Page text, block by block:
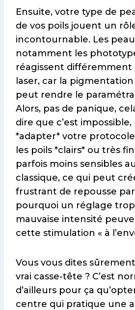
Ensuite, votre type de
de vos poils jouent un
incontournable. Les
notamment les
réagissent
laser, car la
peut rendre le
Alors, pas de panique,
dire que c’est
*adapter* votre
les poils *clairs* ou très
parfois moins sensibles
classique, ce qui peut
frustrant de repousse
pourquoi un réglage
mauvaise intensité
cette stimulation « à
Vous vous dites
vrai casse-tête ? C’est
d’ailleurs pour ça
centre qui pratique une